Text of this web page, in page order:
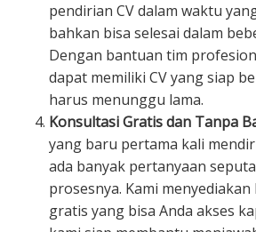
pendirian CV dalam waktu
bahkan bisa selesai dalam
Dengan bantuan tim
dapat memiliki CV yang siap
harus menunggu lama.
Konsultasi Gratis dan Tanpa
yang baru pertama kali
ada banyak pertanyaan
prosesnya. Kami
gratis yang bisa Anda akses